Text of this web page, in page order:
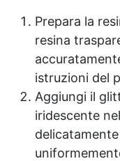
Prepara la
resina
istruzioni del
Aggiungi il
iridescente